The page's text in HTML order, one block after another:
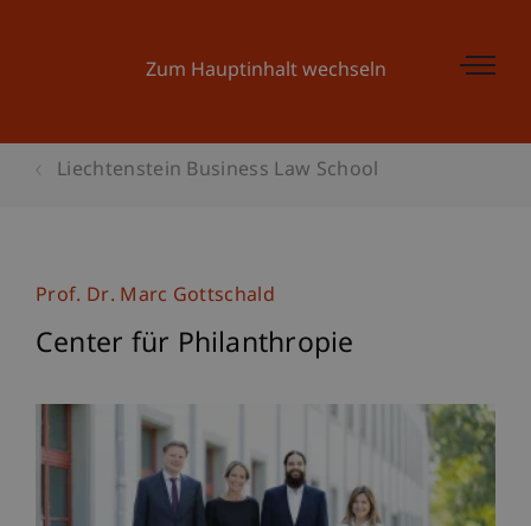
Zum Hauptinhalt wechseln
Liechtenstein Business Law School
Prof. Dr. Marc Gottschald
Center für Philanthropie